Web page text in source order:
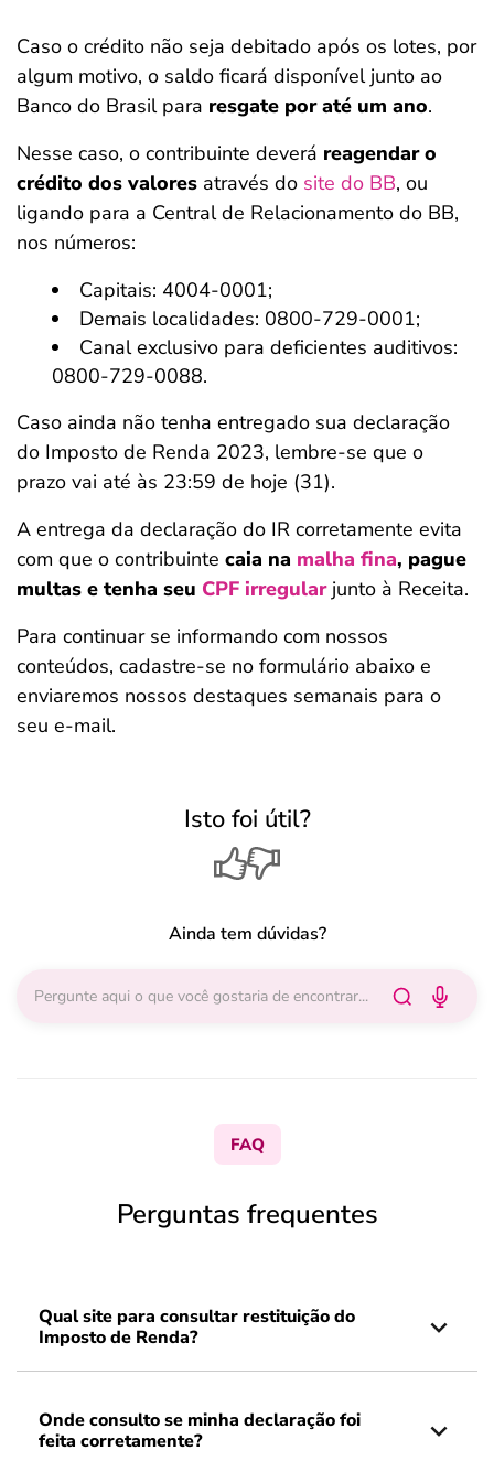
Caso o crédito não seja debitado após os lotes, por
algum motivo, o saldo ficará disponível junto ao
Banco do Brasil para resgate por até um ano.
Nesse caso, o contribuinte deverá reagendar o
crédito dos valores através do site do BB, ou
ligando para a Central de Relacionamento do BB,
nos números:
Capitais: 4004-0001;
Demais localidades: 0800-729-0001;
Canal exclusivo para deficientes auditivos:
0800-729-0088.
Caso ainda não tenha entregado sua declaração
do Imposto de Renda 2023, lembre-se que o
prazo vai até às 23:59 de hoje (31).
A entrega da declaração do IR corretamente evita
com que o contribuinte caia na malha fina, pague
multas e tenha seu CPF irregularjunto à Receita.
Para continuar se informando com nossos
conteúdos, cadastre-se no formulário abaixo e
enviaremos nossos destaques semanais para o
seu e-mail.
Isto foi útil?
Ainda tem dúvidas?
FAQ
Perguntas frequentes
Qual site para consultar restituição do
Imposto de Renda?
Onde consulto se minha declaração foi
feita corretamente?